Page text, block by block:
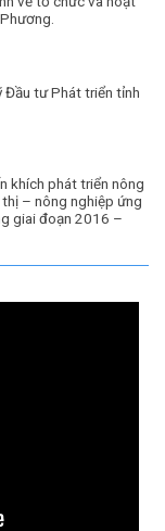
Đầu tư Phát triển tỉnh
khích phát triển nông
– nông nghiệp ứng
giai đoạn 2016 –